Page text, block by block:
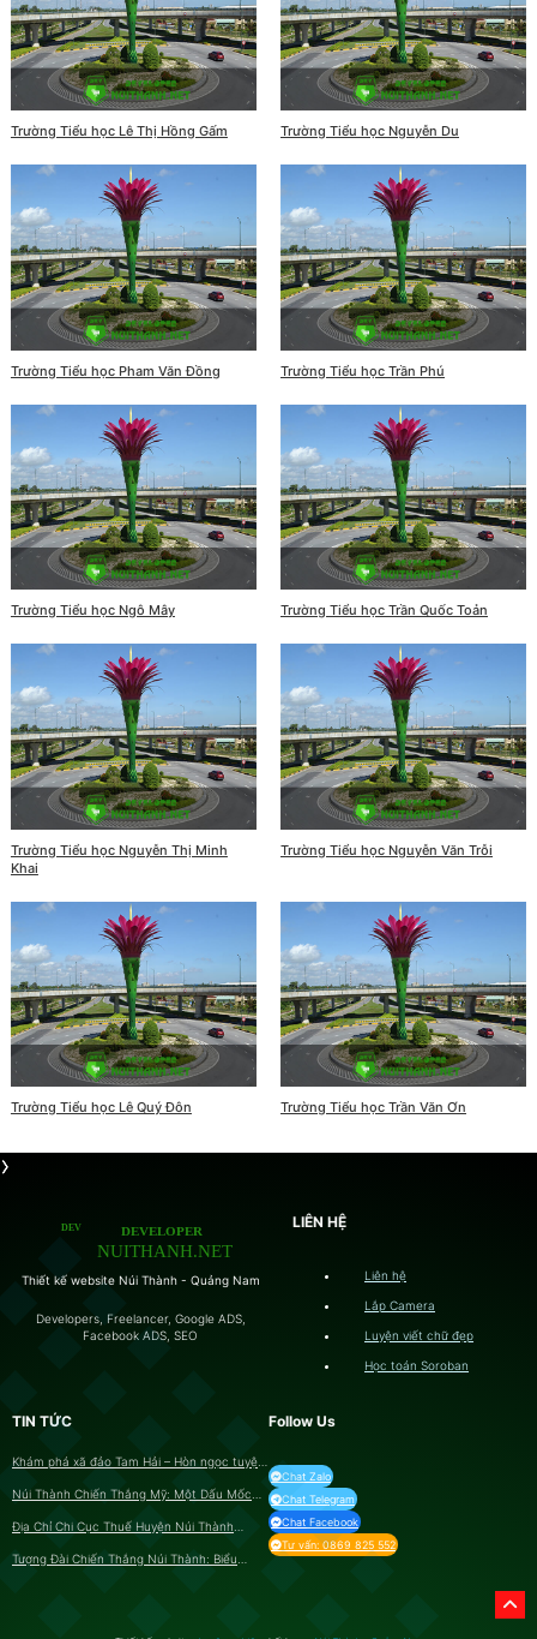
Trường Tiểu học Lê Thị Hồng Gấm Trường Tiểu học Nguyễn Du
Trường Tiểu học Pham Văn Đồng Trường Tiểu học Trần Phú
Trường Tiểu học Ngô Mây Trường Tiểu học Trần Quốc Toản
Trường Tiểu học Nguyễn Thị Minh
Khai
Trường Tiểu học Nguyễn Văn Trỗi
Trường Tiểu học Lê Quý Đôn Trường Tiểu học Trần Văn Ơn
Thiết kế website Núi Thành - Quảng Nam
Developers, Freelancer, Google ADS,
Facebook ADS, SEO
LIÊN HỆ
Liên hệ
Lắp Camera
Luyện viết chữ đẹp
Học toán Soroban
TIN TỨC
Khám phá xã đảo Tam Hải – Hòn ngọc tuyệt
Núi Thành Chiến Thắng Mỹ: Một Dấu Mốc
Địa Chỉ Chi Cục Thuế Huyện Núi Thành
Tượng Đài Chiến Thắng Núi Thành: Biểu
Follow Us
Chat Zalo
Chat Telegram
Chat Facebook
Tư vấn: 0869 825 552